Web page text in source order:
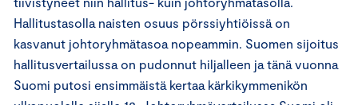
Hallitustasolla naisten osuus pörssiyhtiöissä on
kasvanut johtoryhmätasoa nopeammin. Suomen sijoitus
hallitusvertailussa on pudonnut hiljalleen ja tänä vuonna
Suomi putosi ensimmäistä kertaa kärkikymmenikön